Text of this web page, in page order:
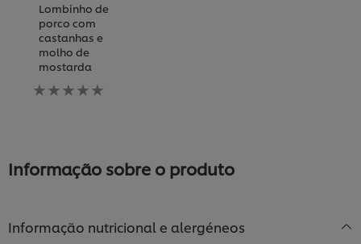
Lombinho de
porco com
castanhas e
molho de
mostarda
Nenhuma
avaliação
Informação sobre o produto
Informação nutricional e alergéneos